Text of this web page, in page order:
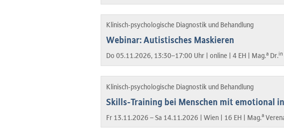
Klinisch-psychologische Diagnostik und Behandlung
Webinar: Autistisches Maskieren
Do 05.11.2026, 13:30–17:00 Uhr | online | 4 EH | Mag.a Dr.in
Klinisch-psychologische Diagnostik und Behandlung
Skills-Training bei Menschen mit emotional
Fr 13.11.2026 – Sa 14.11.2026 | Wien | 16 EH | Mag.a